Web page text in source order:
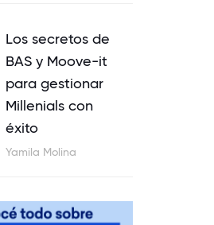
Los secretos de
BAS y Moove-it
para gestionar
Millenials con
éxito
Yamila Molina